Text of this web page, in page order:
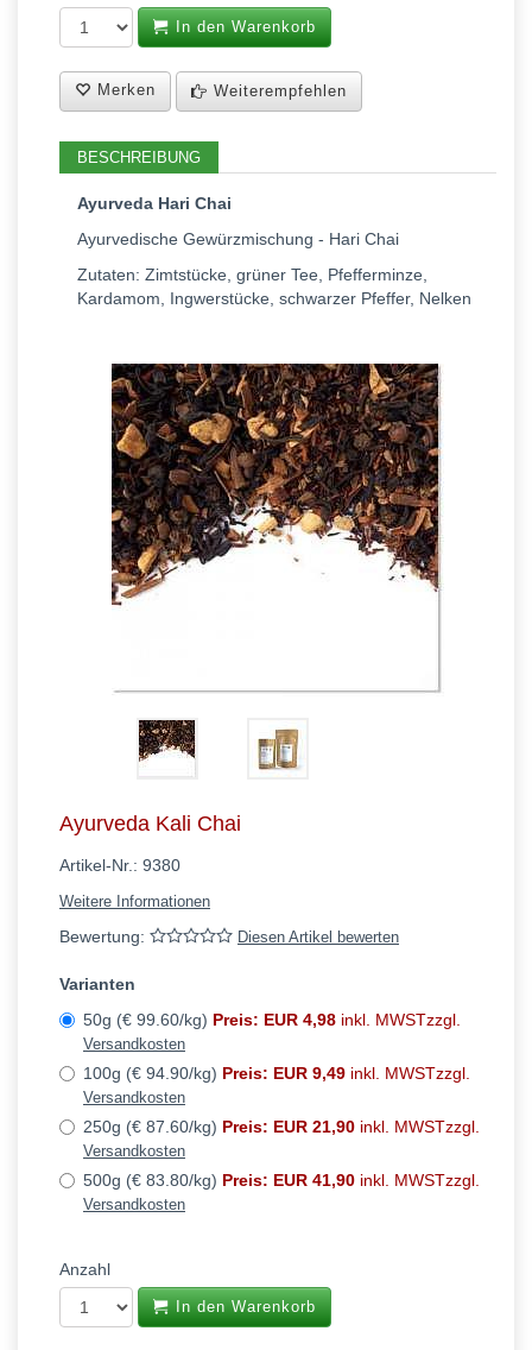
In den Warenkorb
Merken Weiterempfehlen
BESCHREIBUNG
Ayurveda Hari Chai
Ayurvedische Gewürzmischung - Hari Chai
Zutaten: Zimtstücke, grüner Tee, Pfefferminze,
Kardamom, Ingwerstücke, schwarzer Pfeffer, Nelken
Ayurveda Kali Chai
Artikel-Nr.: 9380
Weitere Informationen
Bewertung: Diesen Artikel bewerten
Varianten
50g (€ 99.60/kg) Preis: EUR 4,98 inkl. MWSTzzgl.
Versandkosten
100g (€ 94.90/kg) Preis: EUR 9,49 inkl. MWSTzzgl.
Versandkosten
250g (€ 87.60/kg) Preis: EUR 21,90 inkl. MWSTzzgl.
Versandkosten
500g (€ 83.80/kg) Preis: EUR 41,90 inkl. MWSTzzgl.
Versandkosten
Anzahl
In den Warenkorb